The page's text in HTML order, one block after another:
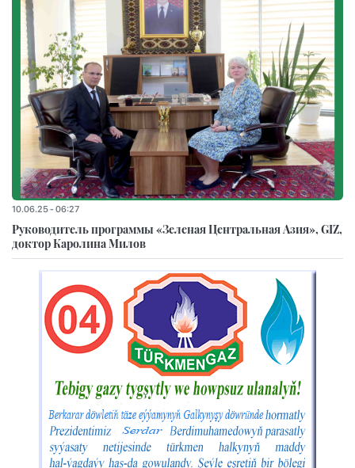
10.06.25 - 06:27
Руководитель программы «Зеленая Центральная Азия», GIZ,
доктор Каролина Милов